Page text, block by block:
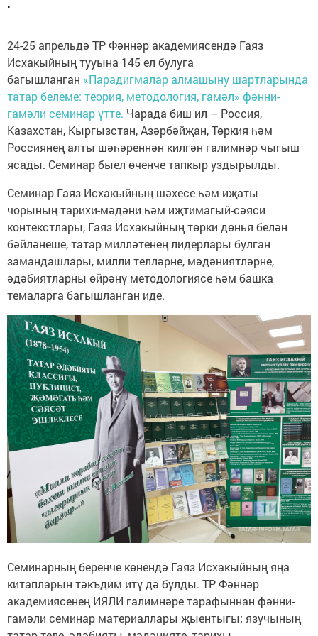
.
24-25 апрельдә ТР Фәннәр академиясендә Гаяз
Исхакыйның тууына 145 ел булуга
багышланган «Парадигмалар алмашыну шартларында
татар белеме: теория, методология, гамәл» фәнни-
гамәли семинар үтте. Чарада биш ил – Россия,
Казахстан, Кыргызстан, Азәрбәйҗан, Төркия һәм
Россиянең алты шәһәреннән килгән галимнәр чыгыш
ясады. Семинар быел өченче тапкыр уздырылды.
Семинар Гаяз Исхакыйның шәхесе һәм иҗаты
чорының тарихи-мәдәни һәм иҗтимагый-сәяси
контекстлары, Гаяз Исхакыйның төрки дөнья белән
бәйләнеше, татар милләтенең лидерлары булган
замандашлары, милли телләрне, мәдәниятләрне,
әдәбиятларны өйрәнү методологиясе һәм башка
темаларга багышланган иде.
Семинарның беренче көнендә Гаяз Исхакыйның яңа
китапларын тәкъдим итү дә булды. ТР Фәннәр
академиясенең ИЯЛИ галимнәре тарафыннан фәнни-
гамәли семинар материаллары җыентыгы; язучының